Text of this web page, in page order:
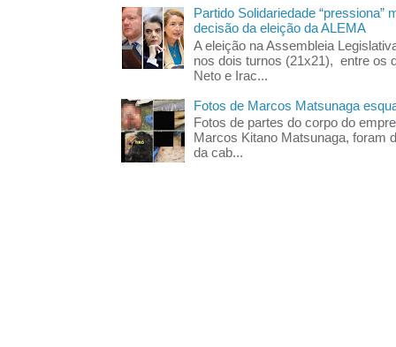
Partido Solidariedade “pressiona”
decisão da eleição da ALEMA
A eleição na Assembleia
nos dois turnos (21x21), entre os
Neto e Irac...
Fotos de Marcos Matsunaga
Fotos de partes do corpo do
Marcos Kitano Matsunaga, foram
da cab...